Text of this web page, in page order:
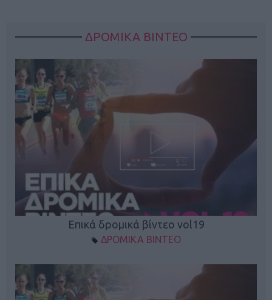
ΔΡΟΜΙΚΑ ΒΙΝΤΕΟ
Επικά δρομικά βίντεο vol19
ΔΡΟΜΙΚΑ ΒΙΝΤΕΟ